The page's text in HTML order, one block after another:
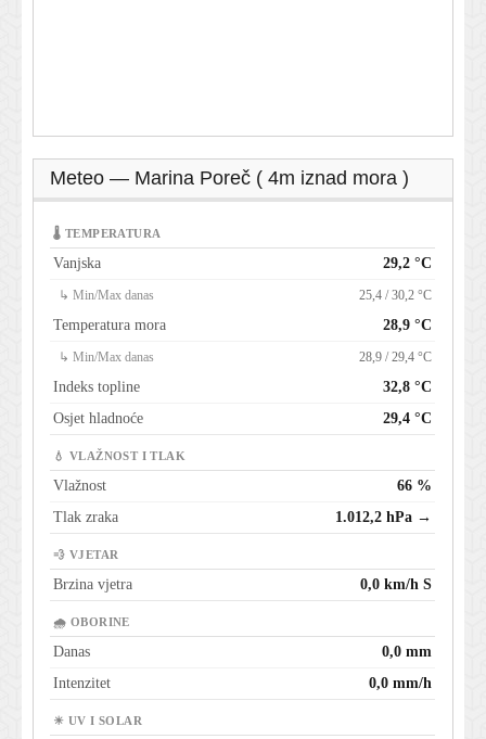
Meteo — Marina Poreč ( 4m iznad mora )
🌡 TEMPERATURA
Vanjska 29,2 °C
↳ Min/Max danas 25,4 / 30,2 °C
Temperatura mora 28,9 °C
↳ Min/Max danas 28,9 / 29,4 °C
Indeks topline
32,8 °C
Osjet hladnoće
29,4 °C
💧 VLAŽNOST I TLAK
Vlažnost
66 %
Tlak zraka
1.012,2 hPa →
💨 VJETAR
Brzina vjetra 0,0 km/h S
🌧 OBORINE
Danas
0,0 mm
Intenzitet
0,0 mm/h
☀ UV I SOLAR